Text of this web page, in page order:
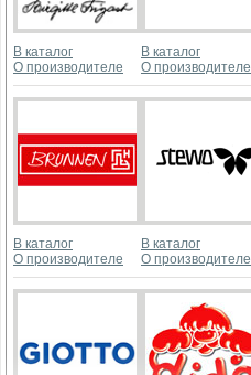
В каталог
О производителе
В каталог
О производителе
В каталог
О производителе
В каталог
О производителе